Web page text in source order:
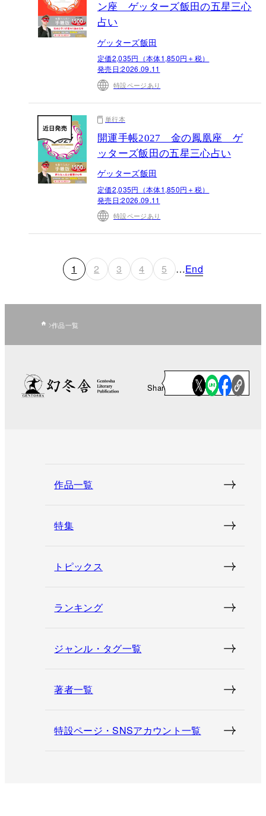
ン座 ゲッターズ飯田の五星三心
占い
ゲッターズ飯田
定価2,035円（本体1,850円＋税）
発売日:2026.09.11
特設ページあり
単行本
開運手帳2027 金の鳳凰座 ゲ
ッターズ飯田の五星三心占い
ゲッターズ飯田
定価2,035円（本体1,850円＋税）
発売日:2026.09.11
特設ページあり
1 2 3 4 5 …End
作品一覧
Share
作品一覧
特集
トピックス
ランキング
ジャンル・タグ一覧
著者一覧
特設ページ・SNSアカウント一覧